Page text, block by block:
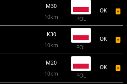
M30
10km
POL
OK
K30
10km
POL
OK
M20
10km
POL
OK